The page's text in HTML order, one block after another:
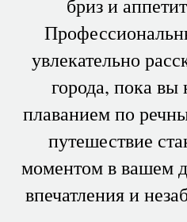
бриз и
увлекательно
города, пока вы
плаванием по
путешествие
моментом в вашем
впечатления и